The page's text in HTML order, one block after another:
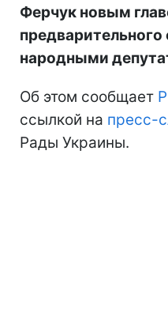
Ферчук новым
предварительного
народными
Об этом сообщает
ссылкой на пресс-
Рады Украины.